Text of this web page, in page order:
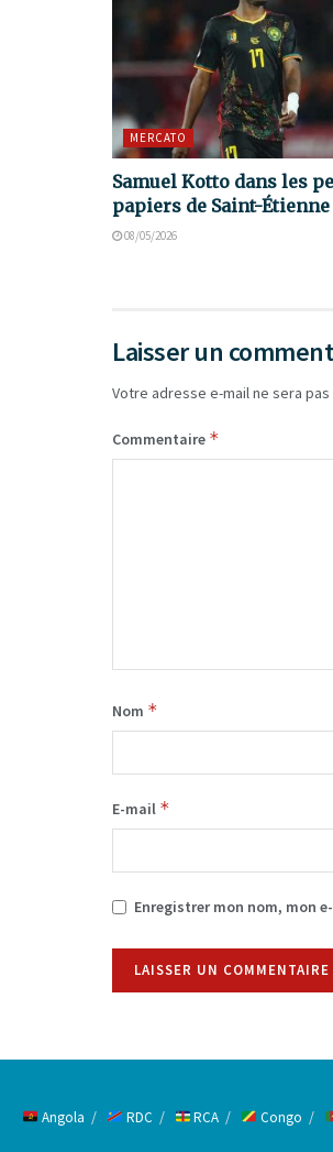
MERCATO
Samuel Kotto dans les
papiers de Saint-Étienne
08/05/2026
Laisser un
Votre adresse e-mail ne sera
Commentaire *
Nom *
E-mail *
Enregistrer mon nom, mon
Angola RDC RCA Congo